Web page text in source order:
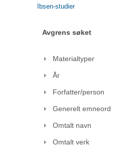
Ibsen-studier
Avgrens søket
Materialtyper
År
Forfatter/person
Generelt emneord
Omtalt navn
Omtalt verk